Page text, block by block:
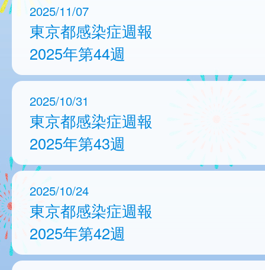
2025/11/07
東京都感染症週報
2025年第44週
2025/10/31
東京都感染症週報
2025年第43週
2025/10/24
東京都感染症週報
2025年第42週